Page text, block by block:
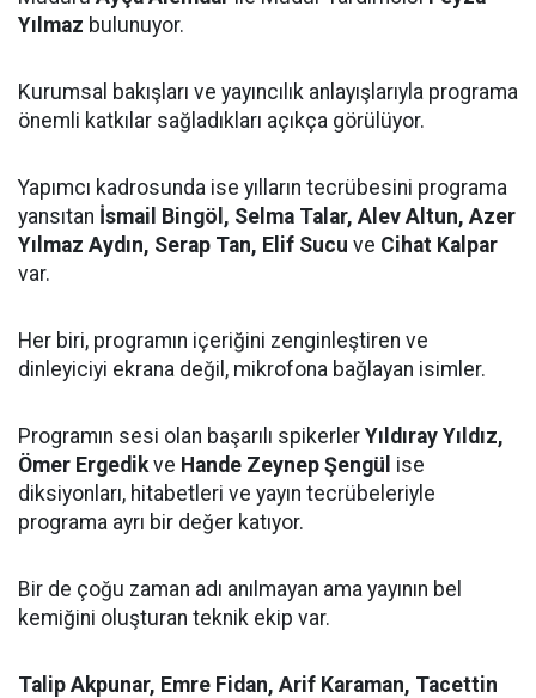
Yılmaz bulunuyor.
Kurumsal bakışları ve yayıncılık anlayışlarıyla programa
önemli katkılar sağladıkları açıkça görülüyor.
Yapımcı kadrosunda ise yılların tecrübesini programa
yansıtan İsmail Bingöl, Selma Talar, Alev Altun, Azer
Yılmaz Aydın, Serap Tan, Elif Sucu ve Cihat Kalpar
var.
Her biri, programın içeriğini zenginleştiren ve
dinleyiciyi ekrana değil, mikrofona bağlayan isimler.
Programın sesi olan başarılı spikerler Yıldıray Yıldız,
Ömer Ergedik ve Hande Zeynep Şengül ise
diksiyonları, hitabetleri ve yayın tecrübeleriyle
programa ayrı bir değer katıyor.
Bir de çoğu zaman adı anılmayan ama yayının bel
kemiğini oluşturan teknik ekip var.
Talip Akpunar, Emre Fidan, Arif Karaman, Tacettin